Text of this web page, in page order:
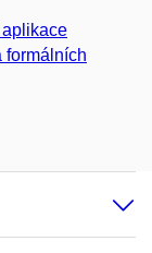
formálních